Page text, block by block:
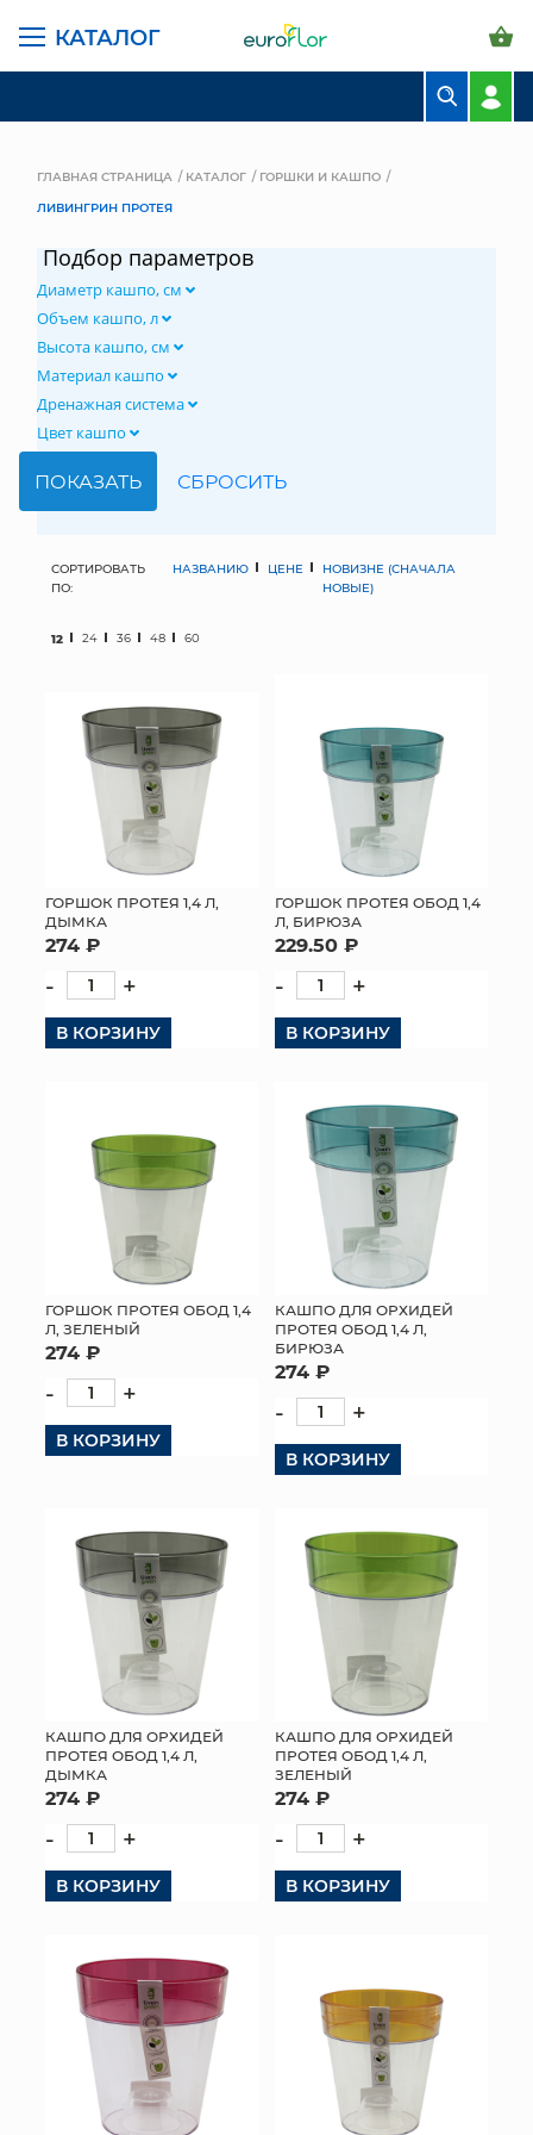
КАТАЛОГ
СВАДЕБНАЯ ФЛОРИСТИКА
МЯГКИЕ ИГРУШКИ
ИСКУССТВЕННЫЕ ЦВЕТЫ
ТОРГОВЫЙ ЦЕНТР
ОПТОВЫМ КЛИЕНТАМ
ДОСТАВКА И ОПЛАТА
ГЛАВНАЯ СТРАНИЦА КАТАЛОГ
ГОРШКИ И КАШПО
ЛИВИНГРИН ПРОТЕЯ
Подбор параметров
Диаметр кашпо, см
Объем кашпо, л
Высота кашпо, см
Материал кашпо
Дренажная система
Цвет кашпо
СОРТИРОВАТЬ
ПО:
НАЗВАНИЮ ЦЕНЕ
НОВИЗНЕ (СНАЧАЛА
НОВЫЕ)
12 24 36 48 60
ГОРШОК ПРОТЕЯ 1,4 Л,
ДЫМКА
274 ₽
- +
В КОРЗИНУ
ГОРШОК ПРОТЕЯ ОБОД 1,4
Л, БИРЮЗА
229.50 ₽
- +
В КОРЗИНУ
ГОРШОК ПРОТЕЯ ОБОД 1,4
Л, ЗЕЛЕНЫЙ
274 ₽
- +
В КОРЗИНУ
КАШПО ДЛЯ ОРХИДЕЙ
ПРОТЕЯ ОБОД 1,4 Л,
БИРЮЗА
274 ₽
- +
В КОРЗИНУ
КАШПО ДЛЯ ОРХИДЕЙ
ПРОТЕЯ ОБОД 1,4 Л,
ДЫМКА
274 ₽
- +
В КОРЗИНУ
КАШПО ДЛЯ ОРХИДЕЙ
ПРОТЕЯ ОБОД 1,4 Л,
ЗЕЛЕНЫЙ
274 ₽
- +
В КОРЗИНУ